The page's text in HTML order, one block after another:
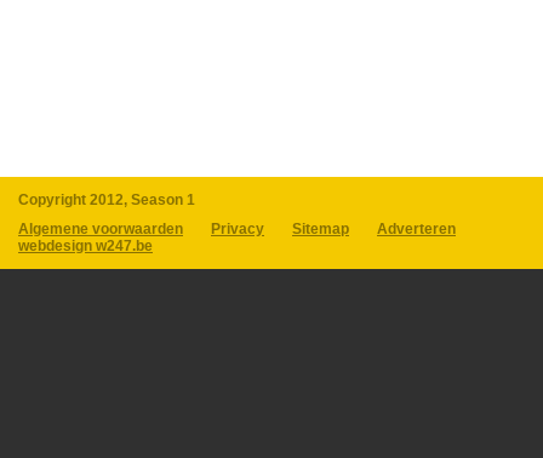
Copyright 2012, Season 1
Algemene voorwaarden
Privacy Sitemap
Adverteren
webdesign w247.be